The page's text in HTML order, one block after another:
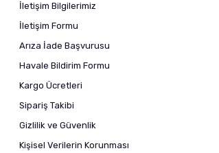
İletişim Bilgilerimiz
İletişim Formu
Arıza İade Başvurusu
Havale Bildirim Formu
Kargo Ücretleri
Sipariş Takibi
Gizlilik ve Güvenlik
Kişisel Verilerin Korunması